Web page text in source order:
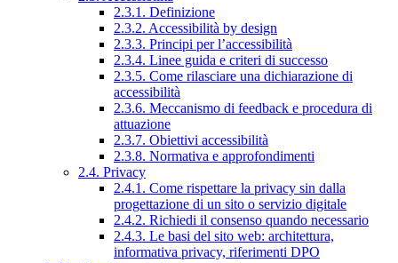
2.3.1. Definizione
2.3.2. Accessibilità by design
2.3.3. Principi per l’accessibilità
2.3.4. Linee guida e criteri di successo
2.3.5. Come rilasciare una dichiarazione di
accessibilità
2.3.6. Meccanismo di feedback e procedura di
attuazione
2.3.7. Obiettivi accessibilità
2.3.8. Normativa e approfondimenti
2.4. Privacy
2.4.1. Come rispettare la privacy sin dalla
progettazione di un sito o servizio digitale
2.4.2. Richiedi il consenso quando necessario
2.4.3. Le basi del sito web: architettura,
informativa privacy, riferimenti DPO